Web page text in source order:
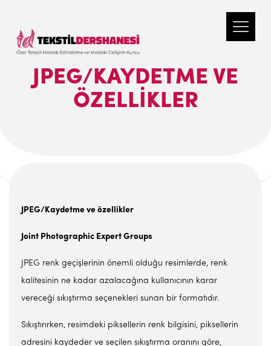
JPEG/KAYDETME VE
ÖZELLIKLER
JPEG/Kaydetme ve özellikler
Joint Photographic Expert Groups
JPEG renk geçişlerinin önemli olduğu resimlerde, renk
kalitesinin ne kadar azalacağına kullanıcının karar
vereceği sıkıştırma seçenekleri sunan bir formatıdır.
Sıkıştırırken, resimdeki piksellerin renk bilgisini, piksellerin
adresini kaydeder ve seçilen sıkıştırma oranını göre,